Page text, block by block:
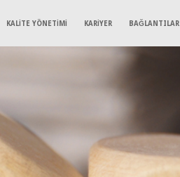
KALİTE YÖNETİMİ KARİYER BAĞLANTILAR